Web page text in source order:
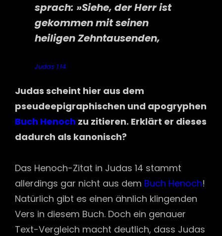
sprach: »Siehe, der Herr ist
gekommen mit seinen
heiligen Zehntausenden,
Judas 1.14
Judas scheint hier aus dem
pseudeepigraphischen und apogryphen
Buch Henoch zu zitieren. Erklärt er dieses
dadurch als kanonisch?
Das Henoch-Zitat in Judas 14 stammt
allerdings gar nicht aus dem Buch Henoch!
Natürlich gibt es einen ähnlich klingenden
Vers in diesem Buch. Doch ein genauer
Text-Vergleich macht deutlich, dass Judas